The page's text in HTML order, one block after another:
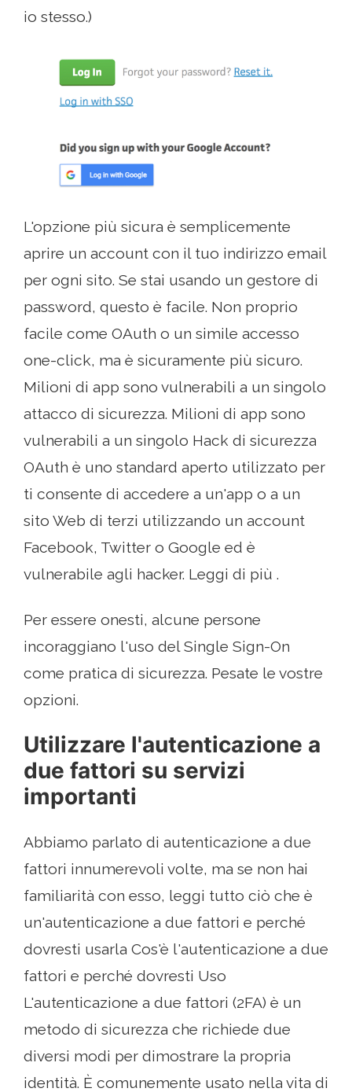
io stesso.)
L'opzione più sicura è semplicemente
aprire un account con il tuo indirizzo email
per ogni sito. Se stai usando un gestore di
password, questo è facile. Non proprio
facile come OAuth o un simile accesso
one-click, ma è sicuramente più sicuro.
Milioni di app sono vulnerabili a un singolo
attacco di sicurezza. Milioni di app sono
vulnerabili a un singolo Hack di sicurezza
OAuth è uno standard aperto utilizzato per
ti consente di accedere a un'app o a un
sito Web di terzi utilizzando un account
Facebook, Twitter o Google ed è
vulnerabile agli hacker. Leggi di più .
Per essere onesti, alcune persone
incoraggiano l'uso del Single Sign-On
come pratica di sicurezza. Pesate le vostre
opzioni.
Utilizzare l'autenticazione a
due fattori su servizi
importanti
Abbiamo parlato di autenticazione a due
fattori innumerevoli volte, ma se non hai
familiarità con esso, leggi tutto ciò che è
un'autenticazione a due fattori e perché
dovresti usarla Cos'è l'autenticazione a due
fattori e perché dovresti Uso
L'autenticazione a due fattori (2FA) è un
metodo di sicurezza che richiede due
diversi modi per dimostrare la propria
identità. È comunemente usato nella vita di